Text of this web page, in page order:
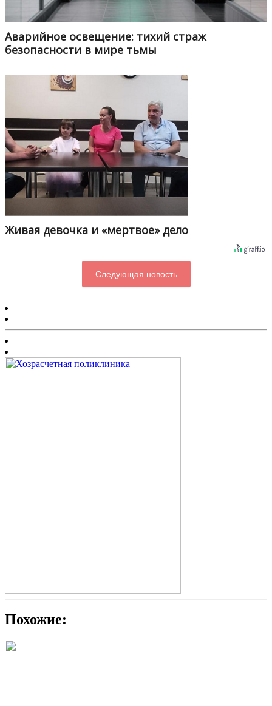
Аварийное освещение: тихий страж
безопасности в мире тьмы
Живая девочка и «мертвое» дело
Следующая новость
Похожие: